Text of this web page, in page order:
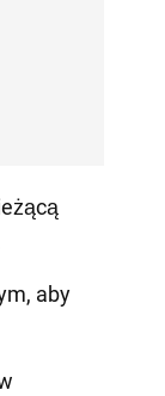
aby